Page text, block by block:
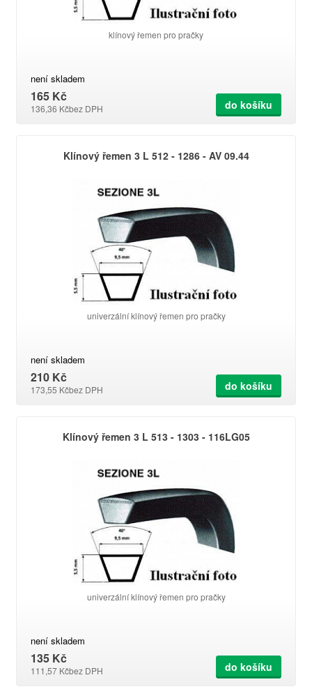
klínový řemen pro pračky
není skladem
165 Kč
136,36 Kčbez DPH do košíku
Klínový řemen 3 L 512 - 1286 - AV 09.44
univerzální klínový řemen pro pračky
není skladem
210 Kč
173,55 Kčbez DPH do košíku
Klínový řemen 3 L 513 - 1303 - 116LG05
univerzální klínový řemen pro pračky
není skladem
135 Kč
111,57 Kčbez DPH do košíku